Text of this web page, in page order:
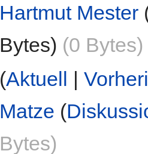
Hartmut Mester
Bytes) (0 Bytes)
(Aktuell |
Matze (
Bytes)